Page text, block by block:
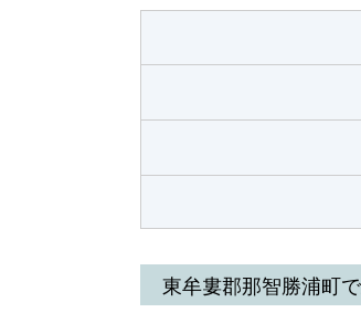
東牟婁郡那智勝浦町